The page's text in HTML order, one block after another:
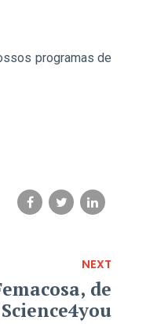
programas de
NEXT
de